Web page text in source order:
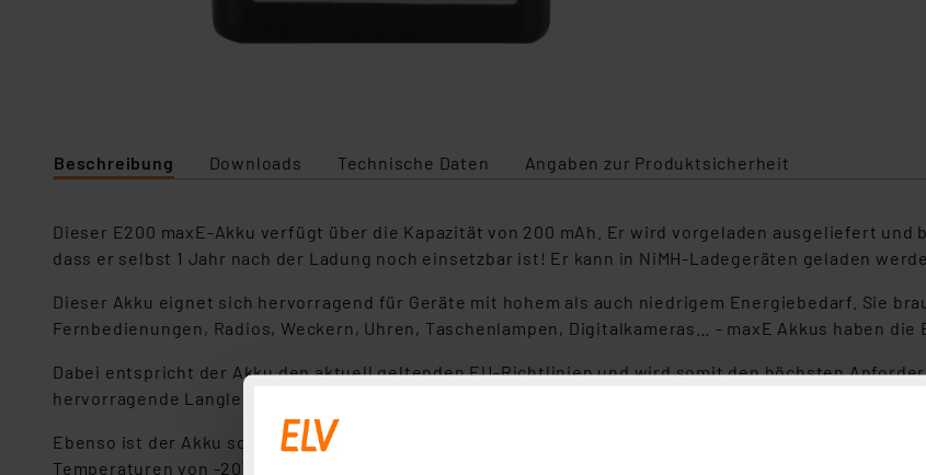
Beschreibung Downloads Technische Daten Angaben zur Produktsicherheit
Dieser E200 maxE-Akku verfügt über die Kapazität von 200 mAh. Er wird vorgeladen ausgeliefert
dass er selbst 1 Jahr nach der Ladung noch einsetzbar ist! Er kann in NiMH-Ladegeräten geladen
Dieser Akku eignet sich hervorragend für Geräte mit hohem als auch niedrigem Energiebedarf. Sie
Fernbedienungen, Radios, Weckern, Uhren, Taschenlampen, Digitalkameras… - maxE Akkus haben
Dabei entspricht der Akku den aktuell geltenden EU-Richtlinien und wird somit den höchsten
hervorragende Langlebigkeit ist diese NiMH-Zelle bis zu 1000mal wieder aufladbar.
Ebenso ist der Akku schnellladefähig und in Kombination mit einem Schnellladegerät binnen
Temperaturen von -20°C bis zu +50°C ist der Akku nutzbar. Da der NiMH-Akku grundsätzlich überall